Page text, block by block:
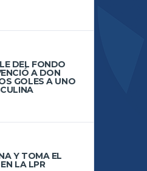
DEL FONDO
A DON
GOLES A UNO
Y TOMA EL
LA LPR